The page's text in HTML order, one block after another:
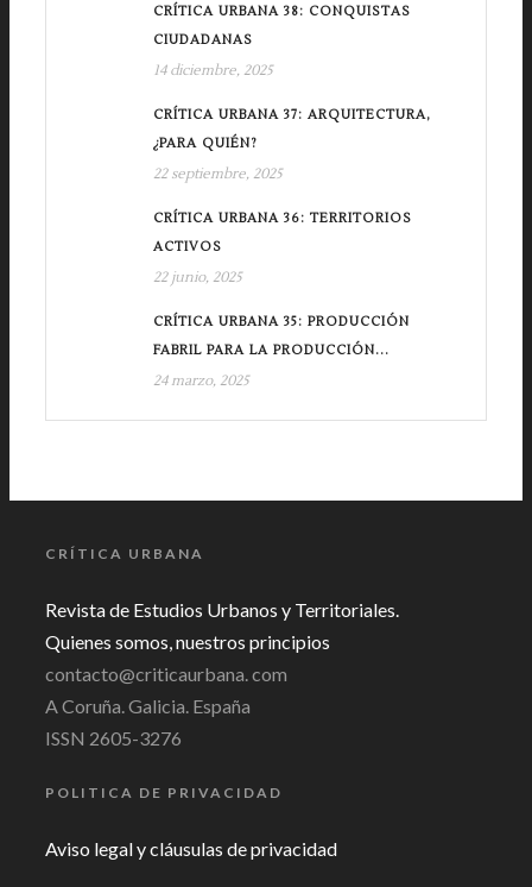
CRÍTICA URBANA 38: CONQUISTAS
CIUDADANAS
14 diciembre, 2025
CRÍTICA URBANA 37: ARQUITECTURA,
¿PARA QUIÉN?
22 septiembre, 2025
CRÍTICA URBANA 36: TERRITORIOS
ACTIVOS
22 junio, 2025
CRÍTICA URBANA 35: PRODUCCIÓN
FABRIL PARA LA PRODUCCIÓN...
24 marzo, 2025
CRÍTICA URBANA
Revista de Estudios Urbanos y Territoriales.
Quienes somos, nuestros principios
contacto@criticaurbana. com
A Coruña. Galicia. España
ISSN 2605-3276
POLITICA DE PRIVACIDAD
Aviso legal y cláusulas de privacidad